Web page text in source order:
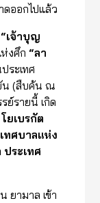
ออกไปแล้ว
“เจ้าบุญ
งศึก “ลา
ระเทศ
น (สืบค้น ณ
ย์รายนี้ เกิด
ยเบรกัต
เทศบาลแห่ง
ระเทศ
ยามาล เข้า